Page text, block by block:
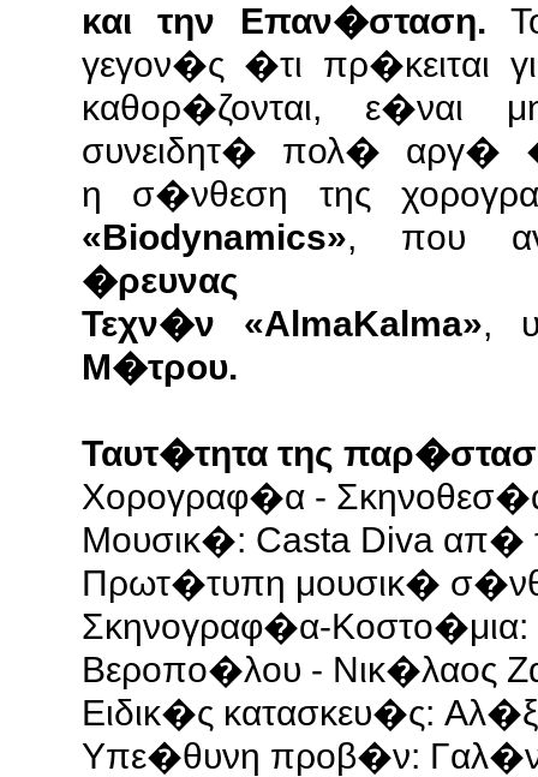
και την Επαν�σταση.
γεγον�ς �τι
καθορ�ζονται, ε�ναι
συνειδητ� πολ� αργ�
η σ�νθεση της
«Biodynamics», που
�ρευνας
Τεχν�ν «AlmaKalma»,
Μ�τρου.
Ταυτ�τητα της
Χορογραφ�α -
Μουσικ�: Casta Diva απ�
Πρωτ�τυπη μουσικ�
Σκηνογραφ�α-
Βεροπο�λου - Νικ�λαος
Ειδικ�ς κατασκευ�ς:
Υπε�θυνη προβ�ν: